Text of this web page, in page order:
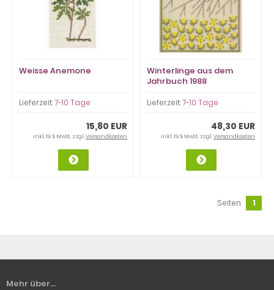
Weisse Anemone
Lieferzeit:7-10 Tage
15,80 EUR
inkl. 19 % MwSt. zzgl.Versandkosten
Winterlinge aus dem
Jahrbuch 1988
Lieferzeit:7-10 Tage
48,30 EUR
inkl. 19 % MwSt. zzgl.Versandkosten
Seiten: 1
Mehr über...